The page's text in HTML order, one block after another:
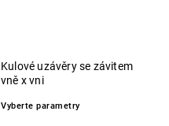
Kulové uzávěry se závitem
vně x vni
Vyberte parametry